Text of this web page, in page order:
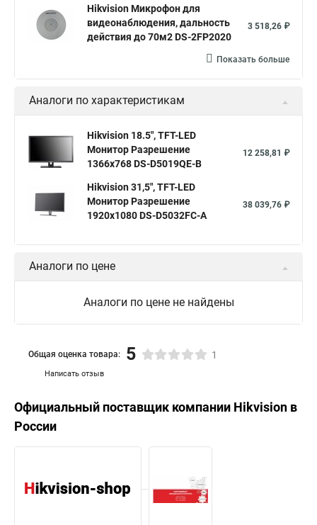
Hikvision Микрофон для
видеонаблюдения, дальность
действия до 70м2 DS-2FP2020
3 518,26 ₽
Показать больше
Аналоги по характеристикам
Hikvision 18.5", TFT-LED
Монитор Разрешение
1366х768 DS-D5019QE-B
12 258,81 ₽
Hikvision 31,5", TFT-LED
Монитор Разрешение
1920х1080 DS-D5032FC-A
38 039,76 ₽
Аналоги по цене
Аналоги по цене не найдены
Написать отзыв
Общая оценка товара: 5 1
Официальный поставщик компании Hikvision в
России